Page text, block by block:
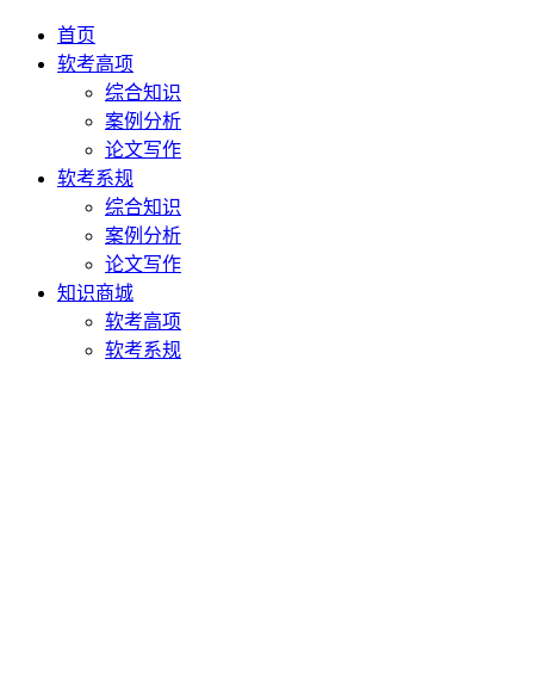
首页
软考高项
综合知识
案例分析
论文写作
软考系规
综合知识
案例分析
论文写作
知识商城
软考高项
软考系规